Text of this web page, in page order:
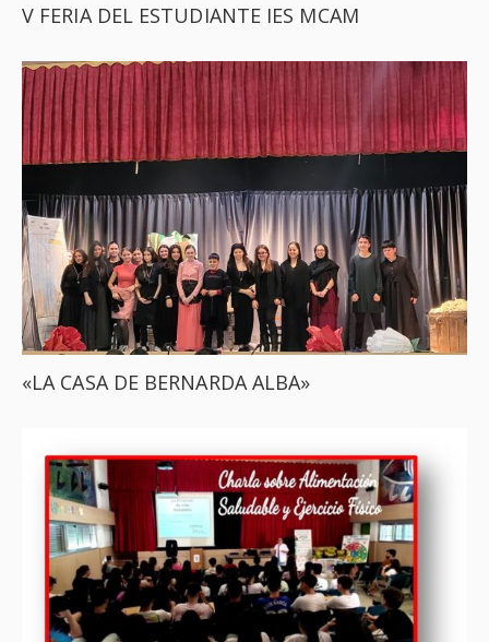
V FERIA DEL ESTUDIANTE IES MCAM
«LA CASA DE BERNARDA ALBA»